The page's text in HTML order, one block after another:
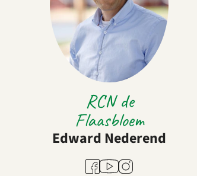
RCN de
Flaasbloem
Edward Nederend
Facebook
YoutubeInstagram